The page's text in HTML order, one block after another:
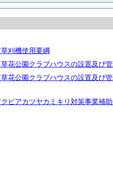
刈機使用要綱
花公園クラブハウスの設置及び
花公園クラブハウスの設置及び
ビアカツヤカミキリ対策事業補